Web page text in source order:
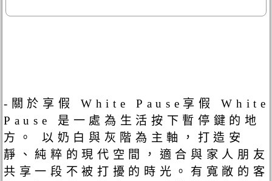
-關於享假 White Pause享假 White
Pause 是一處為生活按下暫停鍵的地
方。 以奶白與灰階為主軸，打造安
靜、純粹的現代空間，適合與家人朋友
共享一段不被打擾的時光。有寬敞的客